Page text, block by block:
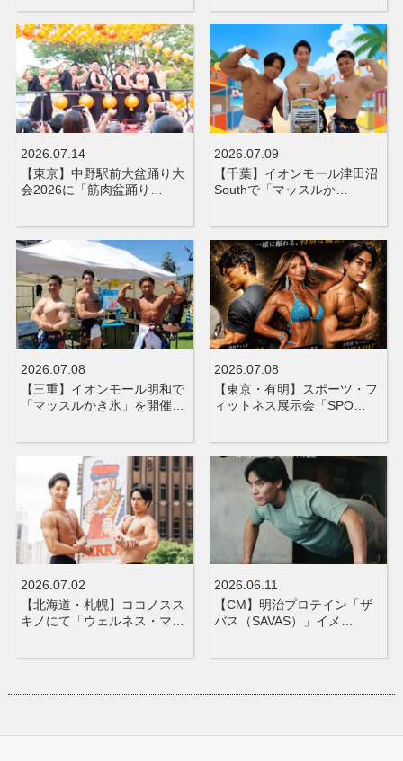
2026.07.14
【東京】中野駅前大盆踊り大
会2026に「筋肉盆踊り…
2026.07.09
【千葉】イオンモール津田沼
Southで「マッスルか…
2026.07.08
【三重】イオンモール明和で
「マッスルかき氷」を開催…
2026.07.08
【東京・有明】スポーツ・フ
ィットネス展示会「SPO…
2026.07.02
【北海道・札幌】ココノスス
キノにて「ウェルネス・マ…
2026.06.11
【CM】明治プロテイン「ザ
バス（SAVAS）」イメ…